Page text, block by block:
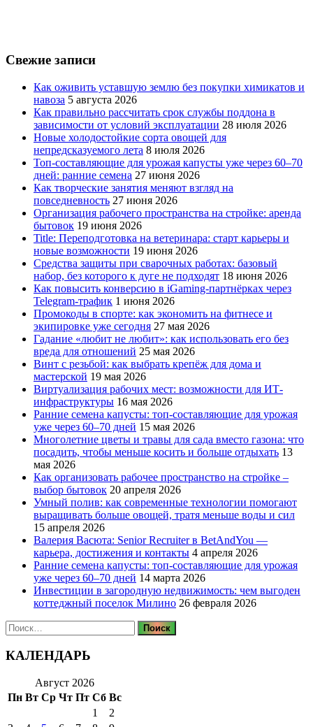
Свежие записи
Как оживить уставшую землю без покупки химикатов и
навоза 5 августа 2026
Как правильно рассчитать срок службы поддона в
зависимости от условий эксплуатации 28 июля 2026
Новые холодостойкие сорта овощей для
непредсказуемого лета 8 июля 2026
Топ-составляющие для урожая капусты уже через 60–70
дней: ранние семена 27 июня 2026
Как творческие занятия меняют взгляд на
повседневность 27 июня 2026
Организация рабочего пространства на стройке: аренда
бытовок 19 июня 2026
Title: Переподготовка на ветеринара: старт карьеры и
новые возможности 19 июня 2026
Средства защиты при сварочных работах: базовый
набор, без которого к дуге не подходят 18 июня 2026
Как повысить конверсию в iGaming-партнёрках через
Telegram-трафик 1 июня 2026
Промокоды в спорте: как экономить на фитнесе и
экипировке уже сегодня 27 мая 2026
Гадание «любит не любит»: как использовать его без
вреда для отношений 25 мая 2026
Винт с резьбой: как выбрать крепёж для дома и
мастерской 19 мая 2026
Виртуализация рабочих мест: возможности для ИТ-
инфраструктуры 16 мая 2026
Ранние семена капусты: топ‑составляющие для урожая
уже через 60–70 дней 15 мая 2026
Многолетние цветы и травы для сада вместо газона: что
посадить, чтобы меньше косить и больше отдыхать 13
мая 2026
Как организовать рабочее пространство на стройке –
выбор бытовок 20 апреля 2026
Умный полив: как современные технологии помогают
выращивать больше овощей, тратя меньше воды и сил
15 апреля 2026
Валерия Васюта: Senior Recruiter в BetAndYou —
карьера, достижения и контакты 4 апреля 2026
Ранние семена капусты: топ‑составляющие для урожая
уже через 60–70 дней 14 марта 2026
Инвестиции в загородную недвижимость: чем выгоден
коттеджный поселок Милино 26 февраля 2026
Найти:
КАЛЕНДАРЬ
Август 2026
Пн Вт Ср Чт Пт Сб Вс
1
2